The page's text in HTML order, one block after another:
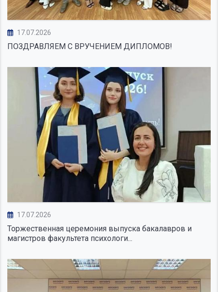
17.07.2026
ПОЗДРАВЛЯЕМ С ВРУЧЕНИЕМ ДИПЛОМОВ!
17.07.2026
Торжественная церемония выпуска бакалавров и
магистров факультета психологи...